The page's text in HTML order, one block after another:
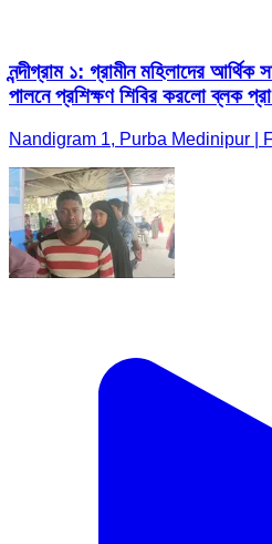
নন্দীগ্রাম ১: গ্রামীন মহিলাদের আর্থিক
পালনে প্রশিক্ষণ শিবির করলো ব্লক
Nandigram 1, Purba Medinipur |